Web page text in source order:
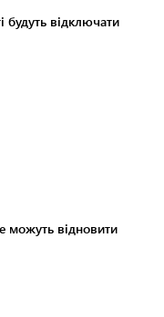
будуть відключати
можуть відновити